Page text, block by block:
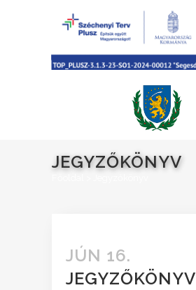
JEGYZŐKÖNYV
JÚN 16.
JEGYZŐKÖNYV